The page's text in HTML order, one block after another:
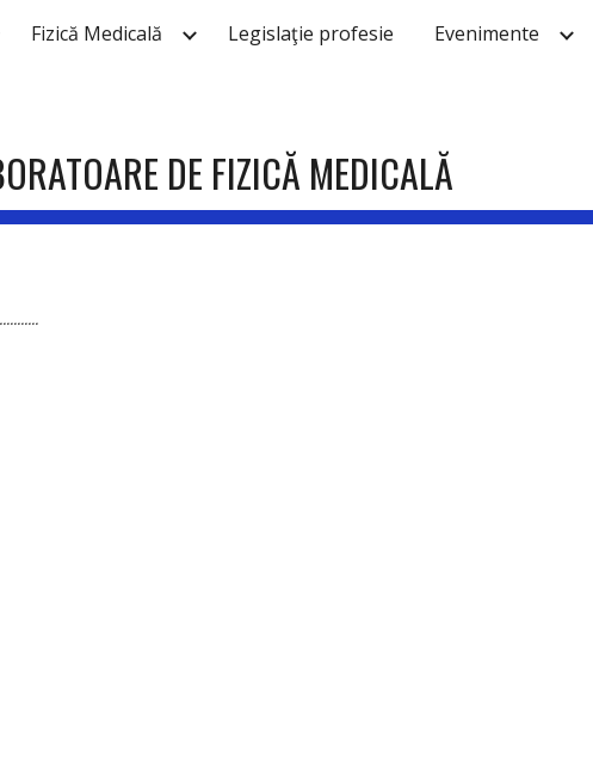
content Skip to navigation
Fizică Medicală Legislaţie profesie Evenimente
DE FIZICĂ MEDICALĂ